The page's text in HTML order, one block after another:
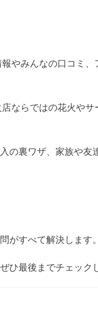
やみんなの口コミ
ならではの花火や
の裏ワザ、家族や友
がすべて解決します。
ひ最後までチェック